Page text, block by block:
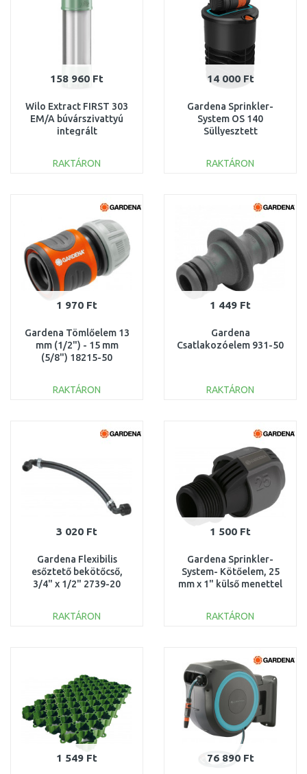
158 960 Ft
Wilo Extract FIRST 303
EM/A búvárszivattyú
integrált
6093855
RAKTÁRON
Összehasonlítás
14 000 Ft
Gardena Sprinkler-
System OS 140
Süllyesztett
8223-20
RAKTÁRON
Összehasonlítás
1 970 Ft
Gardena Tömlőelem 13
mm (1/2") - 15 mm
(5/8") 18215-50
RAKTÁRON
Összehasonlítás
1 449 Ft
Gardena
Csatlakozóelem 931-50
RAKTÁRON
Összehasonlítás
3 020 Ft
Gardena Flexibilis
esőztető bekötőcső,
3/4" x 1/2" 2739-20
RAKTÁRON
1 500 Ft
Gardena Sprinkler-
System- Kötőelem, 25
mm x 1" külső menettel
RAKTÁRON
Összehasonlítás
1 549 Ft 76 890 Ft